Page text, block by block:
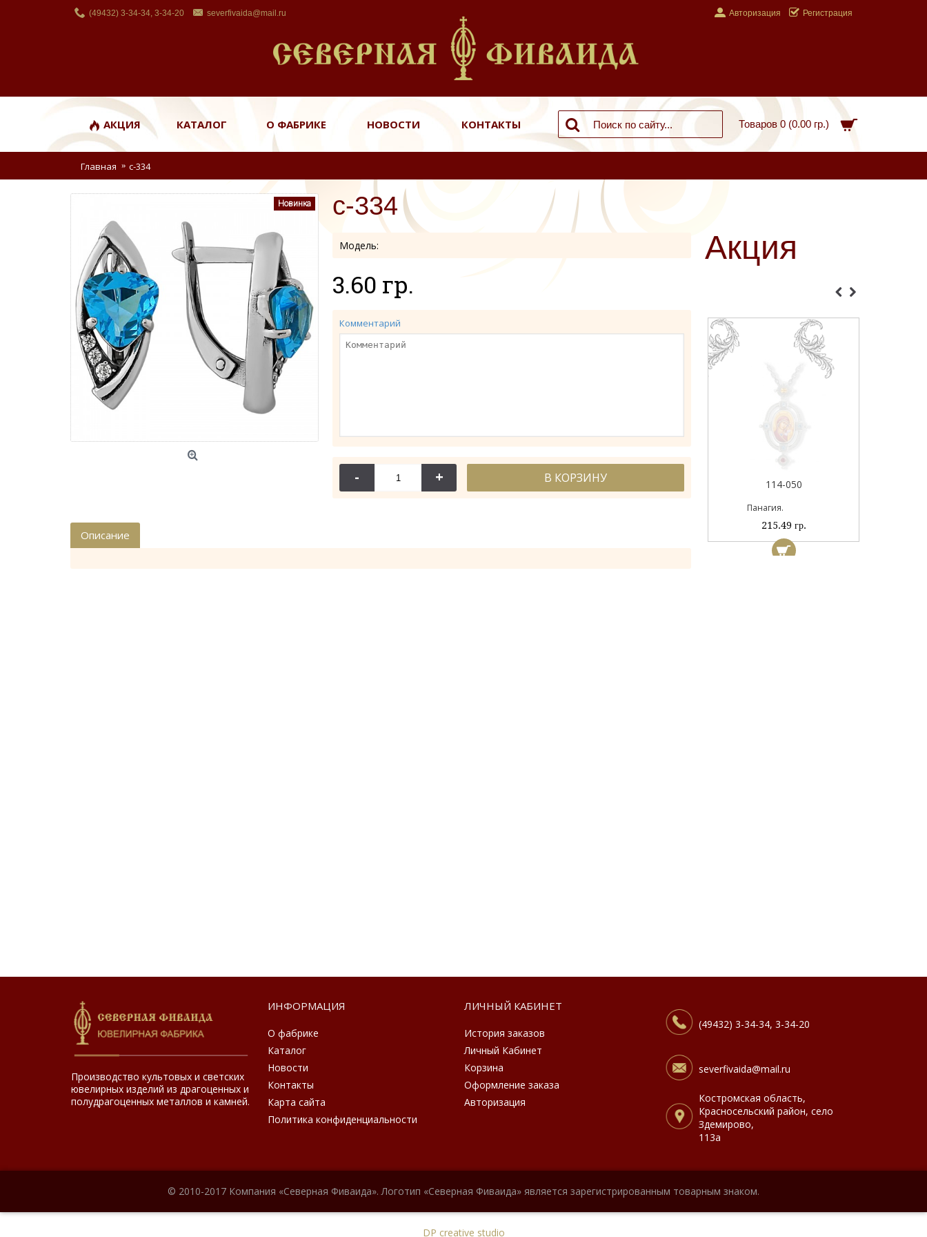
(49432) 3-34-34, 3-34-20 severfivaida@mail.ru Авторизация Регистрация
АКЦИЯ КАТАЛОГ О ФАБРИКЕ НОВОСТИ КОНТАКТЫ Товаров 0 (0.00 гр.)
Главная с-334
Акция
114-044 114-044А 114-050
Панагия.
215.49 гр.
Новинка с-334
Модель:
3.60 гр.
Комментарий
- + В КОРЗИНУ
Описание
Производство культовых и светских
ювелирных изделий из драгоценных и
полудрагоценных металлов и камней.
ИНФОРМАЦИЯ
О фабрике
Каталог
Новости
Контакты
Карта сайта
Политика конфиденциальности
ЛИЧНЫЙ КАБИНЕТ
История заказов
Личный Кабинет
Корзина
Оформление заказа
Авторизация
(49432) 3-34-34, 3-34-20
severfivaida@mail.ru
Костромская область,
Красносельский район, село
Здемирово,
113а
© 2010-2017 Компания «Северная Фиваида». Логотип «Северная Фиваида» является зарегистрированным товарным знаком.
DP creative studio